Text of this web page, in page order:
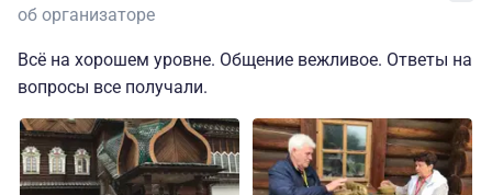
об организаторе
Всё на хорошем уровне. Общение вежливое. Ответы на
вопросы все получали.